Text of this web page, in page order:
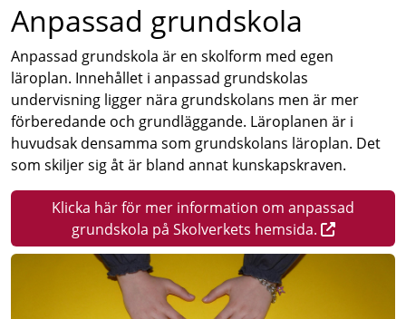
Anpassad grundskola
Anpassad grundskola är en skolform med egen
läroplan. Innehållet i anpassad grundskolas
undervisning ligger nära grundskolans men är mer
förberedande och grundläggande. Läroplanen är i
huvudsak densamma som grundskolans läroplan. Det
som skiljer sig åt är bland annat kunskapskraven.
Klicka här för mer information om anpassad
grundskola på Skolverkets hemsida.